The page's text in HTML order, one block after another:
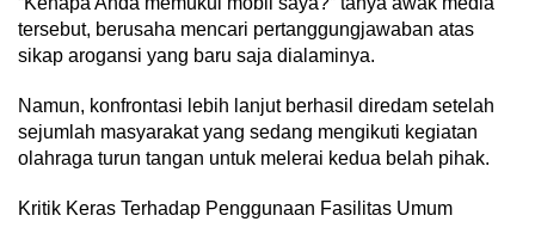
tersebut, berusaha mencari pertanggungjawaban atas
sikap arogansi yang baru saja dialaminya.
Namun, konfrontasi lebih lanjut berhasil diredam setelah
sejumlah masyarakat yang sedang mengikuti kegiatan
olahraga turun tangan untuk melerai kedua belah pihak.
Kritik Keras Terhadap Penggunaan Fasilitas Umum